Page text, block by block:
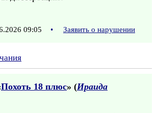
09:05 • Заявить о нарушении
Похоть 18 плюс» (Ираида